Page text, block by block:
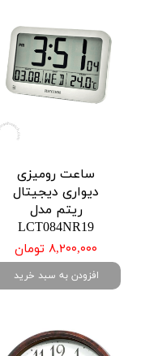
ساعت رومیزی
دیواری دیجیتال
ریتم مدل
LCT084NR19
۸,۲۰۰,۰۰۰ تومان
افزودن به سبد خرید